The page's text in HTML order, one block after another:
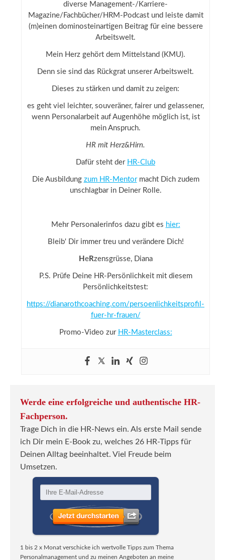
diverse Management-/Karriere-
Magazine/Fachbücher/HRM-Podcast und leiste damit
(m)einen dominosteinartigen Beitrag für eine bessere
Arbeitswelt.
Mein Herz gehört dem Mittelstand (KMU).
Denn sie sind das Rückgrat unserer Arbeitswelt.
Dieses zu stärken und damit zu zeigen:
es geht viel leichter, souveräner, fairer und gelassener,
wenn Personalarbeit auf Augenhöhe möglich ist, ist
mein Anspruch.
HR mit Herz&Hirn.
Dafür steht der HR-Club
Die Ausbildung zum HR-Mentormacht Dich zudem
unschlagbar in Deiner Rolle.
Mehr Personalerinfos dazu gibt es hier:
Bleib' Dir immer treu und verändere Dich!
H eRzensgrüsse, Diana
P.S. Prüfe Deine HR-Persönlichkeit mit diesem
Persönlichkeitstest:
https://dianarothcoaching.com/persoenlichkeitsprofil-
fuer-hr-frauen/
Promo-Video zur HR-Masterclass:
Werde eine erfolgreiche und authentische HR-
Fachperson.
Trage Dich in die HR-News ein. Als erste Mail sende
ich Dir mein E-Book zu, welches 26 HR-Tipps für
Deinen Alltag beeinhaltet. Viel Freude beim
Umsetzen.
1 bis 2 x Monat verschicke ich wertvolle Tipps zum Thema
Personalmanagement und zu meinen Angeboten an meine